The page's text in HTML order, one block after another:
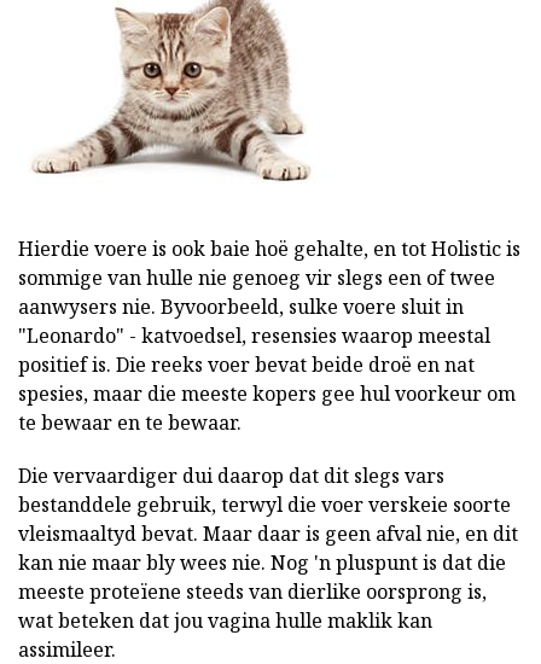
Hierdie voere is ook baie hoë gehalte, en tot Holistic is
sommige van hulle nie genoeg vir slegs een of twee
aanwysers nie. Byvoorbeeld, sulke voere sluit in
"Leonardo" - katvoedsel, resensies waarop meestal
positief is. Die reeks voer bevat beide droë en nat
spesies, maar die meeste kopers gee hul voorkeur om
te bewaar en te bewaar.
Die vervaardiger dui daarop dat dit slegs vars
bestanddele gebruik, terwyl die voer verskeie soorte
vleismaaltyd bevat. Maar daar is geen afval nie, en dit
kan nie maar bly wees nie. Nog 'n pluspunt is dat die
meeste proteïene steeds van dierlike oorsprong is,
wat beteken dat jou vagina hulle maklik kan
assimileer.